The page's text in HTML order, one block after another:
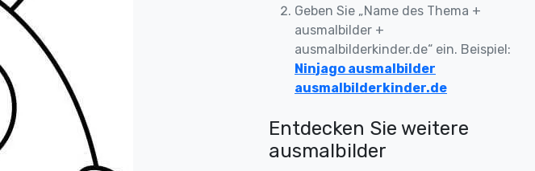
Geben Sie „Name des Thema +
ausmalbilder +
ausmalbilderkinder.de“ ein. Beispiel:
Ninjago ausmalbilder
ausmalbilderkinder.de
Entdecken Sie weitere
ausmalbilder